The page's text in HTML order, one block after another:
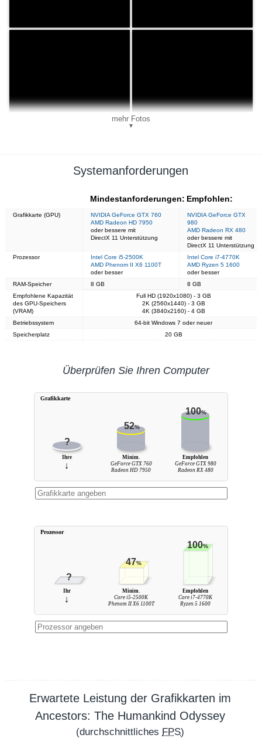
mehr Fotos
▼
Systemanforderungen
Mindestanforderungen: Empfohlen:
Grafikkarte (GPU)
NVIDIA GeForce GTX 760
AMD Radeon HD 7950
oder bessere mit
DirectX 11 Unterstützung
NVIDIA GeForce GTX
980
AMD Radeon RX 480
oder bessere mit
DirectX 11 Unterstützung
Prozessor
Intel Core i5-2500K
AMD Phenom II X6 1100T
oder besser
Intel Core i7-4770K
AMD Ryzen 5 1600
oder besser
RAM-Speicher
8 GB
8 GB
Empfohlene Kapazität
des GPU-Speichers
(VRAM)
Full HD (1920x1080) - 3 GB
2K (2560x1440) - 3 GB
4K (3840x2160) - 4 GB
Betriebssystem
64-bit Windows 7 oder neuer
Speicherplatz
20 GB
Überprüfen Sie Ihren Computer
?
52%
100%
Ihre
↓
Minim.
GeForce GTX 760
Radeon HD 7950
Empfohlen
GeForce GTX 980
Radeon RX 480
Grafikkarte
?
47%
100%
Ihr
↓
Minim.
Core i5-2500K
Phenom II X6 1100T
Empfohlen
Core i7-4770K
Ryzen 5 1600
Prozessor
Erwartete Leistung der Grafikkarten im
Ancestors: The Humankind Odyssey
(durchschnittliches FPS)